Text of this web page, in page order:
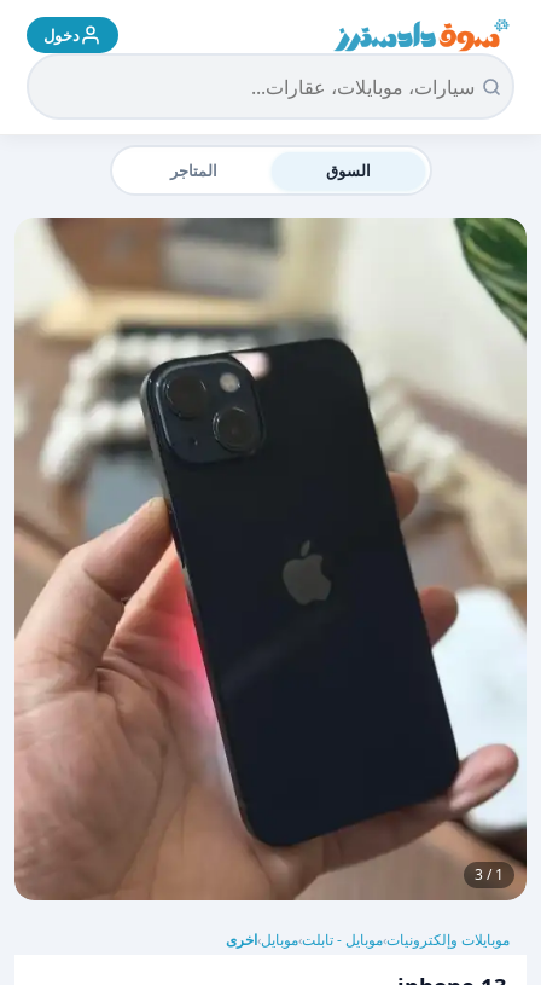
سوق دادسترز الرئيسية دخول
السوق المتاجر
1 / 3
موبايلات وإلكترونيات›موبايل - تابلت›موبايل›اخرى